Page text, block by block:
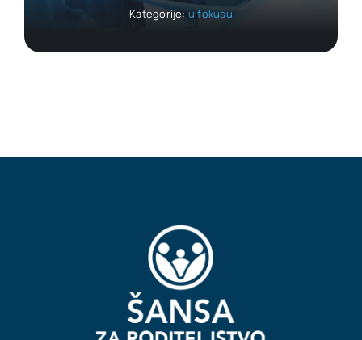
Kategorije:u fokusu